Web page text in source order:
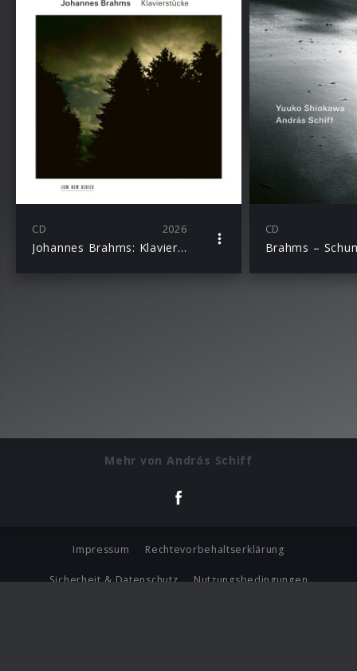
CD 2026
Johannes Brahms: Klavierstücke
CD
Brahms –
Mehr von András Schiff
Impressum Rechtevorbehaltserklärung
Sicherheit & Datenschutz Nutzungsbedingungen